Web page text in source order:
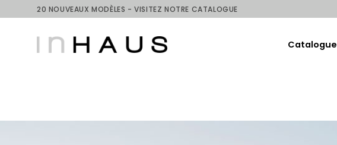
to
20 NOUVEAUX MODÈLES - VISITEZ NOTRE CATALOGUE
Catalogue